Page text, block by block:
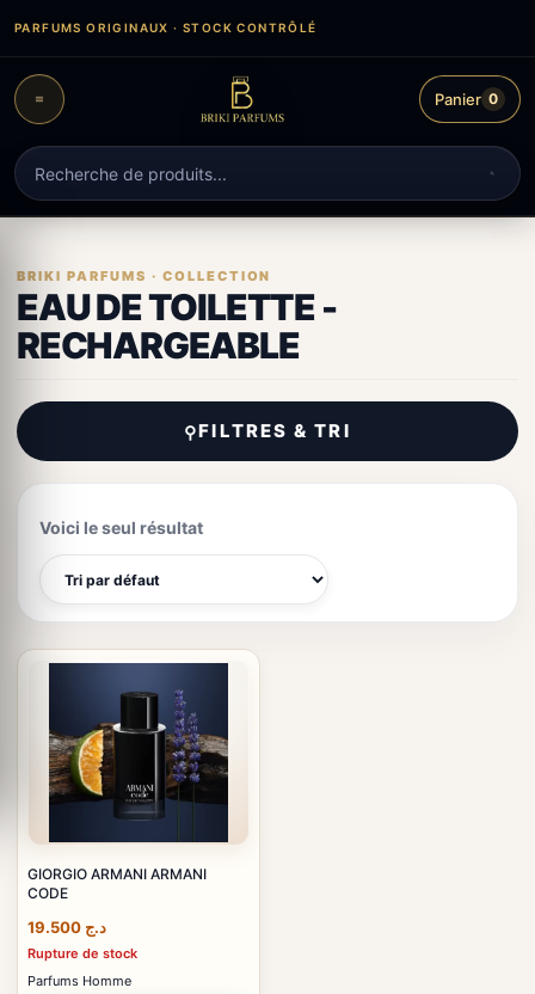
contenu
PARFUMS ORIGINAUX · STOCK CONTRÔLÉ
Recherche
de
produits
Panier 0
EAU DE TOILETTE -
RECHARGEABLE
⚲FILTRES & TRI
Voici le seul résultat
GIORGIO ARMANI ARMANI
CODE
د.ج
Rupture de stock
Parfums Homme